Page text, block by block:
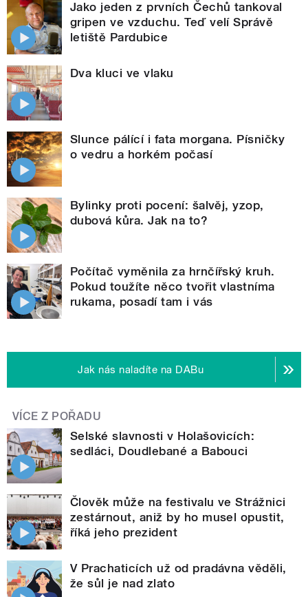
Jako jeden z prvních Čechů tankoval
gripen ve vzduchu. Teď velí Správě
letiště Pardubice
Dva kluci ve vlaku
Slunce pálící i fata morgana. Písničky
o vedru a horkém počasí
Bylinky proti pocení: šalvěj, yzop,
dubová kůra. Jak na to?
Počítač vyměnila za hrnčířský kruh.
Pokud toužíte něco tvořit vlastníma
rukama, posadí tam i vás
Jak nás naladíte na DABu
VÍCE Z POŘADU
Selské slavnosti v Holašovicích:
sedláci, Doudlebané a Babouci
Člověk může na festivalu ve Strážnici
zestárnout, aniž by ho musel opustit,
říká jeho prezident
V Prachaticích už od pradávna věděli,
že sůl je nad zlato